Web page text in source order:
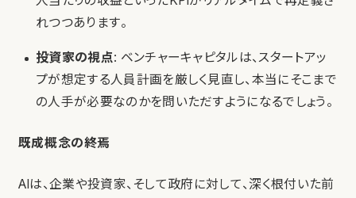
れつつあります。
投資家の視点: ベンチャーキャピタルは、スタートアッ
プが想定する人員計画を厳しく見直し、本当にそこまで
の人手が必要なのかを問いただすようになるでしょう。
既成概念の終焉
AIは、企業や投資家、そして政府に対して、深く根付いた前